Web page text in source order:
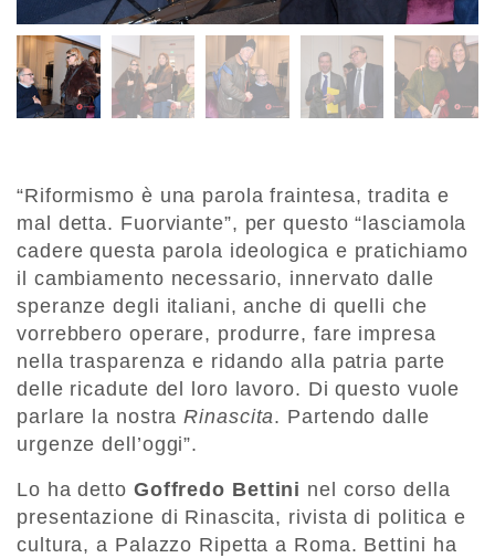
“Riformismo è una parola fraintesa, tradita e
mal detta. Fuorviante”, per questo “lasciamola
cadere questa parola ideologica e pratichiamo
il cambiamento necessario, innervato dalle
speranze degli italiani, anche di quelli che
vorrebbero operare, produrre, fare impresa
nella trasparenza e ridando alla patria parte
delle ricadute del loro lavoro. Di questo vuole
parlare la nostraRinascita. Partendo dalle
urgenze dell’oggi”.
Lo ha detto Goffredo Bettini nel corso della
presentazione di Rinascita, rivista di politica e
cultura, a Palazzo Ripetta a Roma. Bettini ha